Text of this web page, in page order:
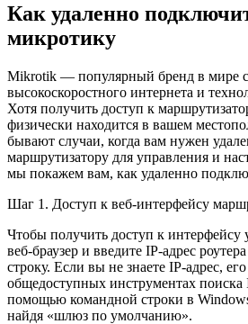
Как удаленно
микротику
Mikrotik — популярный бренд в мире
высокоскоростного интернета и
Хотя получить доступ к
физически находится в вашем
бывают случаи, когда вам нужен
маршрутизатору для управления и
мы покажем вам, как удаленно
Шаг 1. Доступ к веб-интерфейсу
Чтобы получить доступ к интерфейсу
веб-браузер и введите IP-адрес
строку. Если вы не знаете IP-адрес,
общедоступных инструментах поиска
помощью командной строки в
найдя «шлюз по умолчанию».